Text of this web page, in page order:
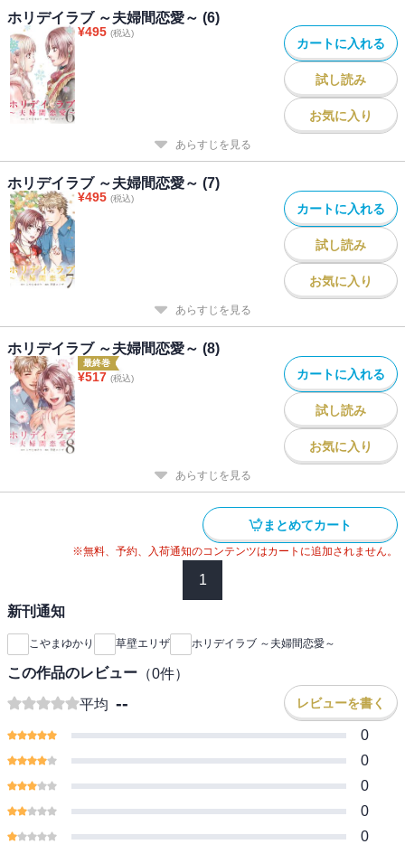
ホリデイラブ ～夫婦間恋愛～ (6)
¥495 (税込)
カートに入れる
試し読み
お気に入り
あらすじを見る
ホリデイラブ ～夫婦間恋愛～ (7)
¥495 (税込)
カートに入れる
試し読み
お気に入り
あらすじを見る
ホリデイラブ ～夫婦間恋愛～ (8)
最終巻
¥517 (税込) カートに入れる
試し読み
お気に入り
あらすじを見る
まとめてカート
※無料、予約、入荷通知のコンテンツはカートに追加されません。
1
新刊通知
こやまゆかり 草壁エリザ ホリデイラブ ～夫婦間恋愛～
この作品のレビュー （0件）
平均 -- レビューを書く
0
0
0
0
0